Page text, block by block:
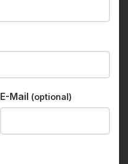
E-Mail (optional)